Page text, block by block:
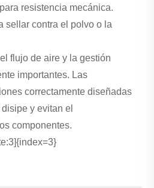
resistencia mecánica.
sellar contra el polvo o la
flujo de aire y la gestión
importantes. Las
correctamente diseñadas
y evitan el
componentes.